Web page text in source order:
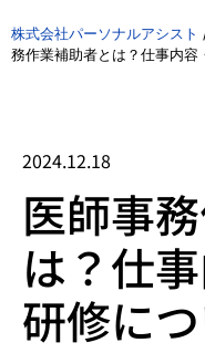
株式会社パーソナルアシスト
務作業補助者とは？仕事内容
2024.12.18
医師事
は？仕
研修に